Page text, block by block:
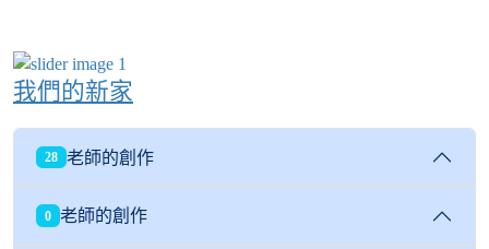
我們的新家
28 老師的創作
0 老師的創作